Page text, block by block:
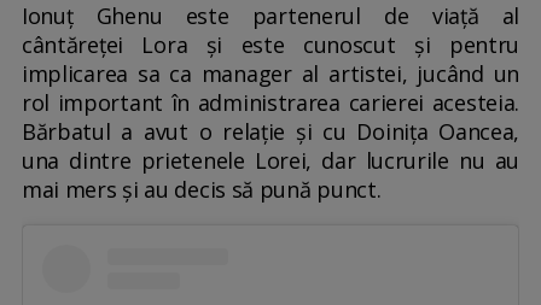
Ionuț Ghenu este partenerul de viață al
cântăreței Lora și este cunoscut și pentru
implicarea sa ca manager al artistei, jucând un
rol important în administrarea carierei acesteia.
Bărbatul a avut o relație și cu Doinița Oancea,
una dintre prietenele Lorei, dar lucrurile nu au
mai mers și au decis să pună punct.